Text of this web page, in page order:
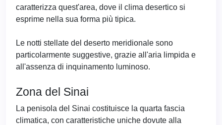
caratterizza quest'area, dove il clima desertico si
esprime nella sua forma più tipica.
Le notti stellate del deserto meridionale sono
particolarmente suggestive, grazie all'aria limpida e
all'assenza di inquinamento luminoso.
Zona del Sinai
La penisola del Sinai costituisce la quarta fascia
climatica, con caratteristiche uniche dovute alla